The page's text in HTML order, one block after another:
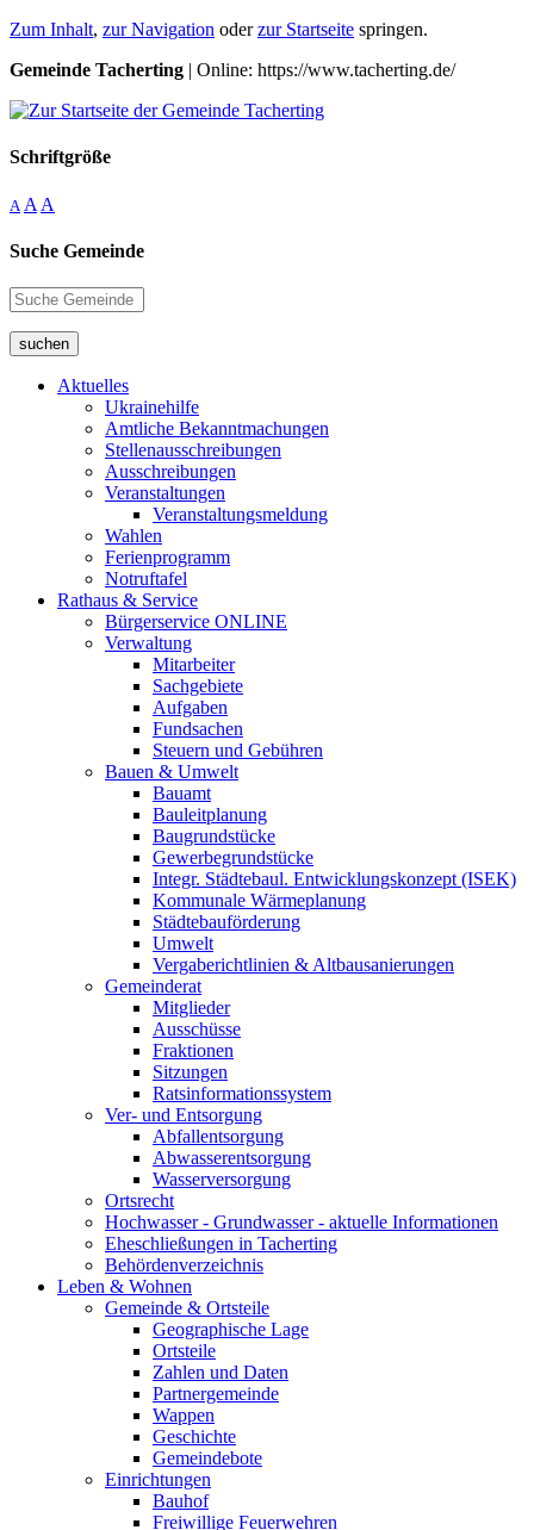
Zum Inhalt, zur Navigation oderzur Startseite springen.
Gemeinde Tacherting | Online: https://www.tacherting.de/
Schriftgröße
A A A
Suche Gemeinde
suchen
Aktuelles
Ukrainehilfe
Amtliche Bekanntmachungen
Stellenausschreibungen
Ausschreibungen
Veranstaltungen
Veranstaltungsmeldung
Wahlen
Ferienprogramm
Notruftafel
Rathaus & Service
Bürgerservice ONLINE
Verwaltung
Mitarbeiter
Sachgebiete
Aufgaben
Fundsachen
Steuern und Gebühren
Bauen & Umwelt
Bauamt
Bauleitplanung
Baugrundstücke
Gewerbegrundstücke
Integr. Städtebaul. Entwicklungskonzept (ISEK)
Kommunale Wärmeplanung
Städtebauförderung
Umwelt
Vergaberichtlinien & Altbausanierungen
Gemeinderat
Mitglieder
Ausschüsse
Fraktionen
Sitzungen
Ratsinformationssystem
Ver- und Entsorgung
Abfallentsorgung
Abwasserentsorgung
Wasserversorgung
Ortsrecht
Hochwasser - Grundwasser - aktuelle Informationen
Eheschließungen in Tacherting
Behördenverzeichnis
Leben & Wohnen
Gemeinde & Ortsteile
Geographische Lage
Ortsteile
Zahlen und Daten
Partnergemeinde
Wappen
Geschichte
Gemeindebote
Einrichtungen
Bauhof
Freiwillige Feuerwehren